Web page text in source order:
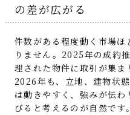
の差が広がる
件数がある程度動く市場
りません。2025年の成約
理された物件に取引が集ま
2026年も、立地、建物状
は動きやすく、強みが伝
びると考えるのが自然で